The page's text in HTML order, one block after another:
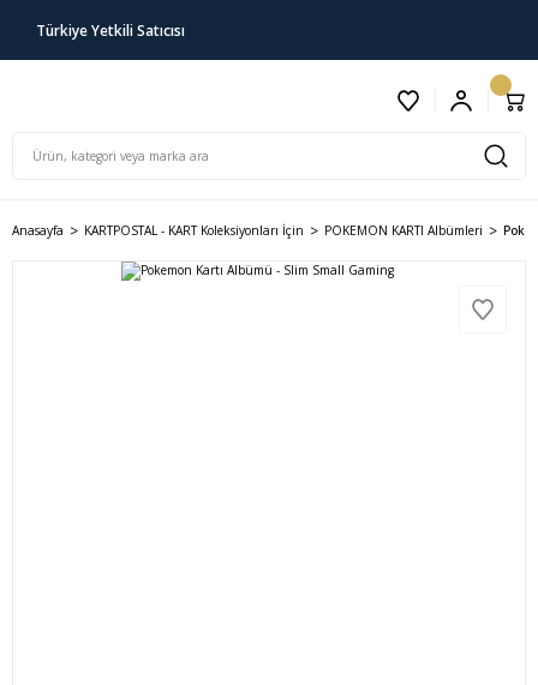
Türkiye Yetkili Satıcısı
Anasayfa KARTPOSTAL - KART Koleksiyonları İçin POKEMON KARTI Albümleri